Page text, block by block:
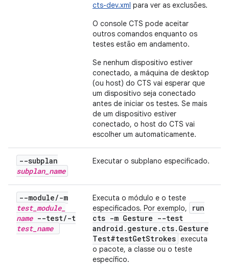
cts-dev.xml para ver as exclusões.
O console CTS pode aceitar
outros comandos enquanto os
testes estão em andamento.
Se nenhum dispositivo estiver
conectado, a máquina de desktop
(ou host) do CTS vai esperar que
um dispositivo seja conectado
antes de iniciar os testes. Se mais
de um dispositivo estiver
conectado, o host do CTS vai
escolher um automaticamente.
--subplan
subplan_ name
Executar o subplano especificado.
--module/-m
test_ module_
name--test/-t
test_ name
Executa o módulo e o teste
especificados. Por exemplo,
run
cts -m Gesture --test
android . gesture . cts. Gesture
Test#testGetStrokes executa
o pacote, a classe ou o teste
específico.